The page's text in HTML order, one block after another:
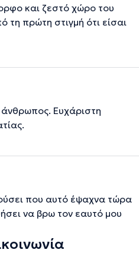
και ζεστό χώρο του
τη πρώτη στιγμή ότι είσαι
Ευχάριστη
που αυτό έψαχνα τώρα
να βρω τον εαυτό μου